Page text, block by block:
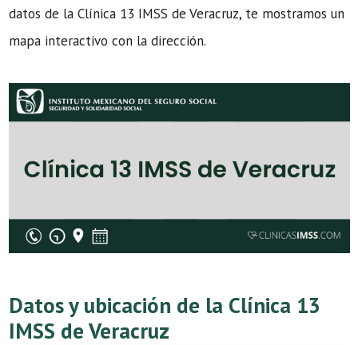
datos de la Clínica 13 IMSS de Veracruz, te mostramos un
mapa interactivo con la dirección.
Datos y ubicación de la Clínica 13
IMSS de Veracruz